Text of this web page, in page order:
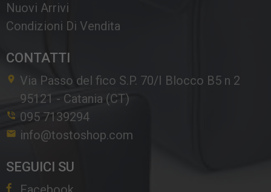
Nuovi Arrivi
Condizioni Di Vendita
CONTATTI
Via Passo del fico S.P. 70/I Blocco B5 n 2
95121 - Catania (CT)
095 7139294
info@tostoshop.com
SEGUICI SU